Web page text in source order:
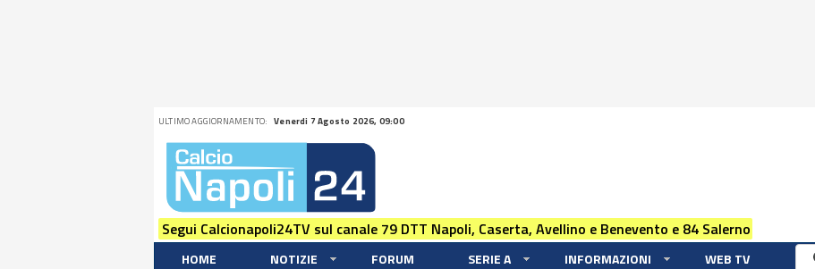
ULTIMO AGGIORNAMENTO: Venerdi 7 Agosto 2026, 09:00
Segui Calcionapoli24TV sul canale 79 DTT Napoli, Caserta, Avellino e Benevento e 84 Salerno
HOME NOTIZIE FORUM SERIE A INFORMAZIONI WEB TV